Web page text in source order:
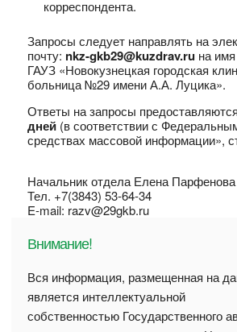
корреспондента.
Запросы следует направлять на
почту: nkz-gkb29@kuzdrav.ru на
ГАУЗ «Новокузнецкая городская
больница №29 имени А.А. Луцика».
Ответы на запросы
дней(в соответствии с
средствах массовой информации»,
Начальник отдела Елена Парфенова
Тел. +7(3843) 53-64-34
E-mail: razv@29gkb.ru
Внимание!
Вся информация, размещенная на
является интеллектуальной
собственностью Государственного